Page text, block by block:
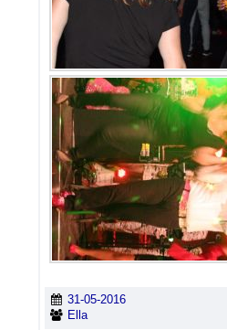
31-05-2016
Ella